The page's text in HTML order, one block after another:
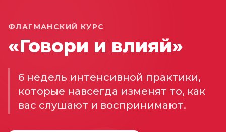
ФЛАГМАНСКИЙ КУРС
«Говори и влияй»
6 недель интенсивной практики,
которые навсегда изменят то, как
вас слушают и воспринимают.